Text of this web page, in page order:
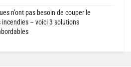
n’ont pas besoin de couper le
– voici 3 solutions